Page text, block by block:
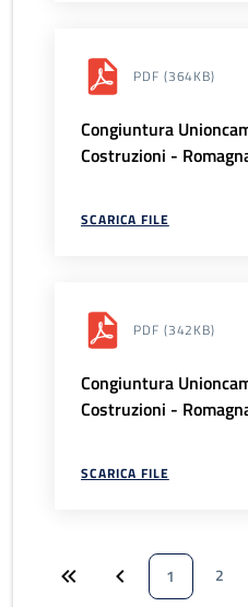
PDF (364KB)
Congiuntura
Costruzioni -
SCARICA FILE
PDF (342KB)
Congiuntura
Costruzioni -
SCARICA FILE
1 2